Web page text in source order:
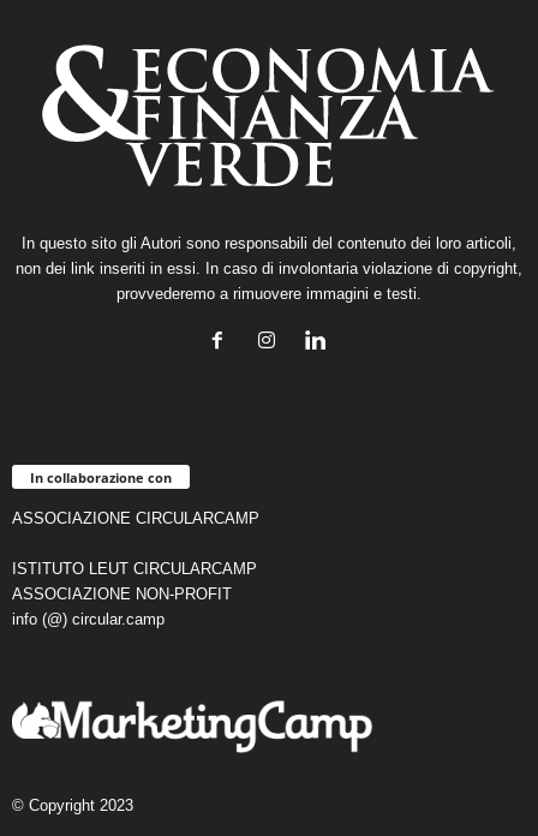
In questo sito gli Autori sono responsabili del contenuto dei loro articoli,
non dei link inseriti in essi. In caso di involontaria violazione di copyright,
provvederemo a rimuovere immagini e testi.
In collaborazione con
ASSOCIAZIONE CIRCULARCAMP
ISTITUTO LEUT CIRCULARCAMP
ASSOCIAZIONE NON-PROFIT
info (@) circular.camp
© Copyright 2023